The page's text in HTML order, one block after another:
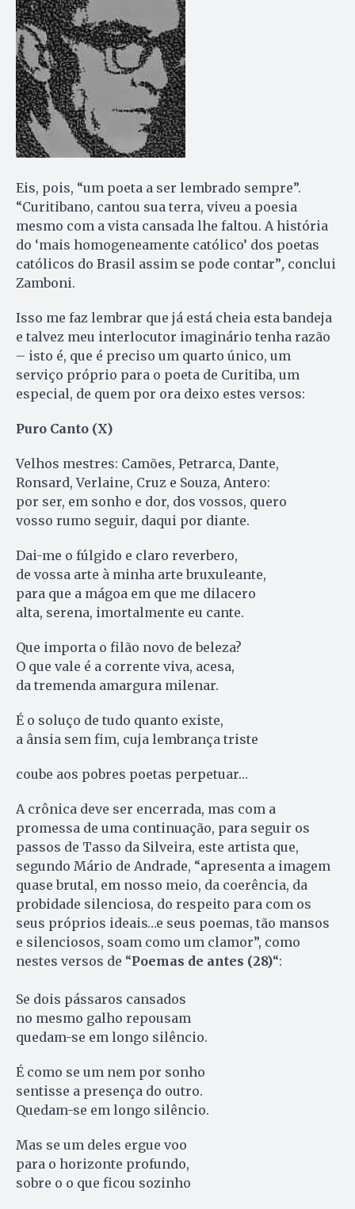
Eis, pois, “um poeta a ser lembrado sempre”.
“Curitibano, cantou sua terra, viveu a poesia
mesmo com a vista cansada lhe faltou. A história
do ‘mais homogeneamente católico’ dos poetas
católicos do Brasil assim se pode contar”, conclui
Zamboni.
Isso me faz lembrar que já está cheia esta bandeja
e talvez meu interlocutor imaginário tenha razão
– isto é, que é preciso um quarto único, um
serviço próprio para o poeta de Curitiba, um
especial, de quem por ora deixo estes versos:
Puro Canto (X)
Velhos mestres: Camões, Petrarca, Dante,
Ronsard, Verlaine, Cruz e Souza, Antero:
por ser, em sonho e dor, dos vossos, quero
vosso rumo seguir, daqui por diante.
Dai-me o fúlgido e claro reverbero,
de vossa arte à minha arte bruxuleante,
para que a mágoa em que me dilacero
alta, serena, imortalmente eu cante.
Que importa o filão novo de beleza?
O que vale é a corrente viva, acesa,
da tremenda amargura milenar.
É o soluço de tudo quanto existe,
a ânsia sem fim, cuja lembrança triste
coube aos pobres poetas perpetuar…
A crônica deve ser encerrada, mas com a
promessa de uma continuação, para seguir os
passos de Tasso da Silveira, este artista que,
segundo Mário de Andrade, “apresenta a imagem
quase brutal, em nosso meio, da coerência, da
probidade silenciosa, do respeito para com os
seus próprios ideais…e seus poemas, tão mansos
e silenciosos, soam como um clamor”, como
nestes versos de “Poemas de antes (28)“:
Se dois pássaros cansados
no mesmo galho repousam
quedam-se em longo silêncio.
É como se um nem por sonho
sentisse a presença do outro.
Quedam-se em longo silêncio.
Mas se um deles ergue voo
para o horizonte profundo,
sobre o o que ficou sozinho